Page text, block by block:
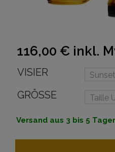
116,00 € inkl.
VISIER
GRÖSSE
Versand aus 3 bis 5